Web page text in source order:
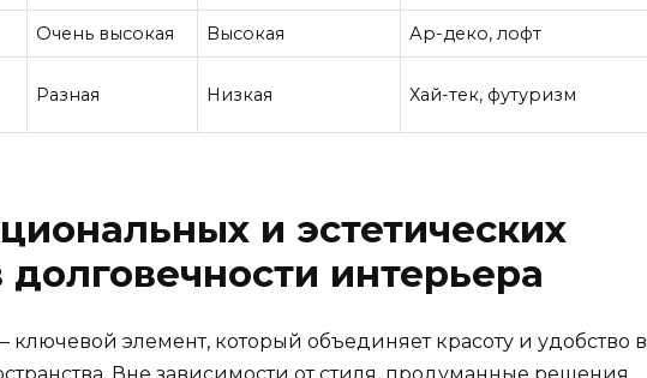
Очень высокая Высокая Ар-деко, лофт
Разная Низкая Хай-тек, футуризм
и эстетических
интерьера
элемент, который объединяет красоту и удобство в